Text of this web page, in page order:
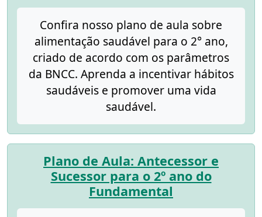
Confira nosso plano de aula sobre
alimentação saudável para o 2° ano,
criado de acordo com os parâmetros
da BNCC. Aprenda a incentivar hábitos
saudáveis e promover uma vida
saudável.
Plano de Aula: Antecessor e
Sucessor para o 2º ano do
Fundamental